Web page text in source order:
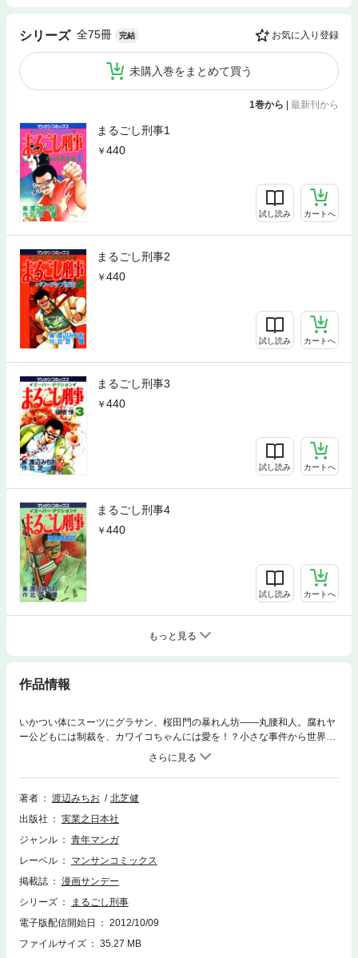
シリーズ 全75冊 完結 お気に入り登録
未購入巻をまとめて買う
1巻から | 最新刊から
まるごし刑事1
440
試し読み カートへ
まるごし刑事2
440
試し読み カートへ
まるごし刑事3
440
試し読み カートへ
まるごし刑事4
440
試し読み カートへ
もっと見る
作品情報
いかつい体にスーツにグラサン、桜田門の暴れん坊――丸腰和人。腐れヤ
ー公どもには制裁を、カワイコちゃんには愛を！？小さな事件から世界を
舞台にした国際事件まで、まるごしの怒りの鉄拳が背後にうごめく巨悪を
容赦なくブッ潰す！！五十路次長とタッグを組んで痛快無比のバイオレン
スアクション！！
著者
渡辺みちお
北芝健
出版社
実業之日本社
ジャンル
青年マンガ
レーベル
マンサンコミックス
掲載誌
漫画サンデー
シリーズ
まるごし刑事
電子版配信開始日
2012/10/09
ファイルサイズ
35.27 MB